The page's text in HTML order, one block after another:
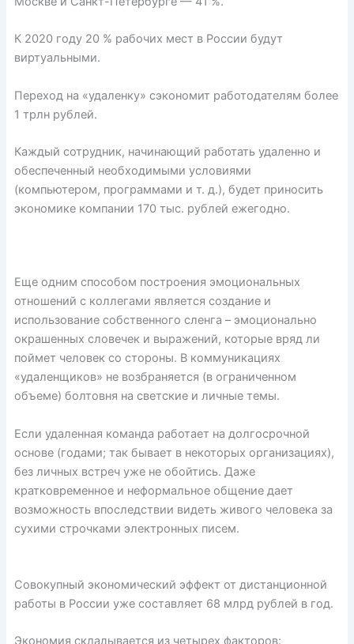
К 2020 году 20 % рабочих мест в России будут
виртуальными.
Переход на «удаленку» сэкономит работодателям более
1 трлн рублей.
Каждый сотрудник, начинающий работать удаленно и
обеспеченный необходимыми условиями
(компьютером, программами и т. д.), будет приносить
экономике компании 170 тыс. рублей ежегодно.
Еще одним способом построения эмоциональных
отношений с коллегами является создание и
использование собственного сленга – эмоционально
окрашенных словечек и выражений, которые вряд ли
поймет человек со стороны. В коммуникациях
«удаленщиков» не возбраняется (в ограниченном
объеме) болтовня на светские и личные темы.
Если удаленная команда работает на долгосрочной
основе (годами; так бывает в некоторых организациях),
без личных встреч уже не обойтись. Даже
кратковременное и неформальное общение дает
возможность впоследствии видеть живого человека за
сухими строчками электронных писем.
Совокупный экономический эффект от дистанционной
работы в России уже составляет 68 млрд рублей в год.
Экономия складывается из четырех факторов: